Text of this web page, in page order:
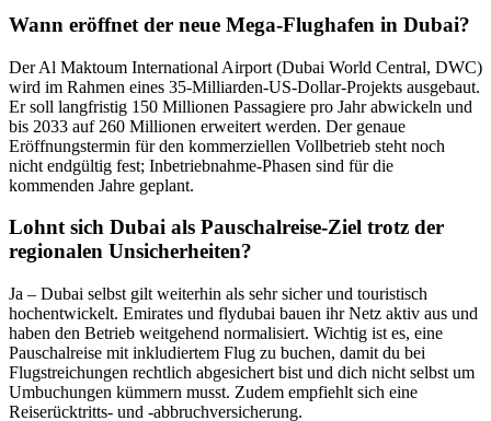
Wann eröffnet der neue Mega-Flughafen in Dubai?
Der Al Maktoum International Airport (Dubai World Central, DWC)
wird im Rahmen eines 35-Milliarden-US-Dollar-Projekts ausgebaut.
Er soll langfristig 150 Millionen Passagiere pro Jahr abwickeln und
bis 2033 auf 260 Millionen erweitert werden. Der genaue
Eröffnungstermin für den kommerziellen Vollbetrieb steht noch
nicht endgültig fest; Inbetriebnahme-Phasen sind für die
kommenden Jahre geplant.
Lohnt sich Dubai als Pauschalreise-Ziel trotz der
regionalen Unsicherheiten?
Ja – Dubai selbst gilt weiterhin als sehr sicher und touristisch
hochentwickelt. Emirates und flydubai bauen ihr Netz aktiv aus und
haben den Betrieb weitgehend normalisiert. Wichtig ist es, eine
Pauschalreise mit inkludiertem Flug zu buchen, damit du bei
Flugstreichungen rechtlich abgesichert bist und dich nicht selbst um
Umbuchungen kümmern musst. Zudem empfiehlt sich eine
Reiserücktritts- und -abbruchversicherung.